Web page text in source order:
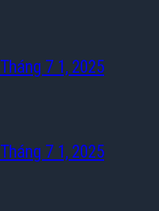
Tháng 7 1, 2025
Tháng 7 1, 2025